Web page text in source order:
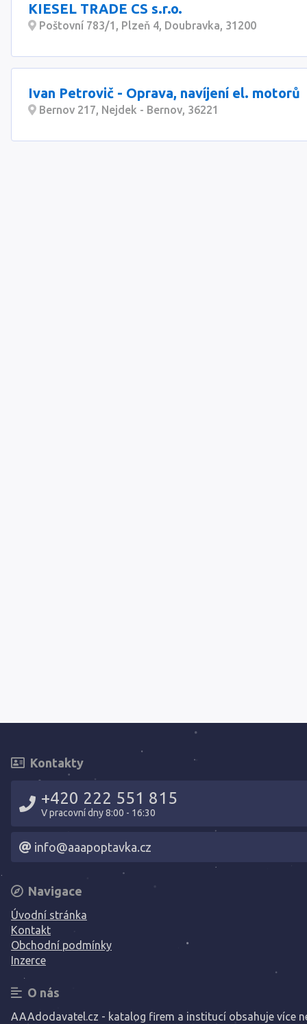
KIESEL TRADE CS s.r.o.
Poštovní 783/1, Plzeň 4, Doubravka, 31200
Ivan Petrovič - Oprava, navíjení el. motorů
Bernov 217, Nejdek - Bernov, 36221
Kontakty
+420 222 551 815
V pracovní dny 8:00 - 16:30
info@aaapoptavka.cz
Navigace
Úvodní stránka
Kontakt
Obchodní podmínky
Inzerce
O nás
AAAdodavatel.cz - katalog firem a institucí obsahuje více